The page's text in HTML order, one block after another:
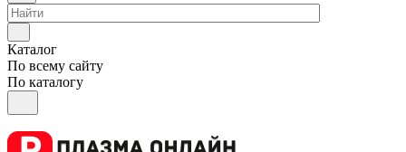
Каталог
По всему сайту
По каталогу